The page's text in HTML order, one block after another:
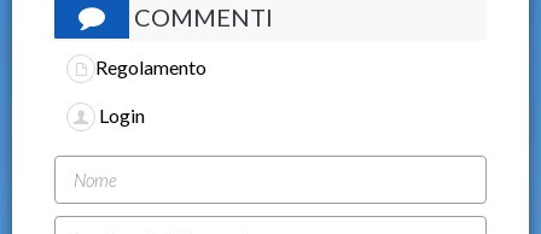
COMMENTI
Regolamento
Login